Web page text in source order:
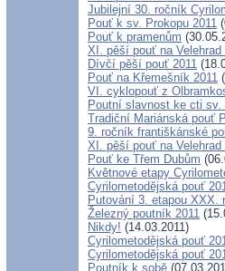
Jubilejní 30. ročník
Pouť k sv. Prokopu 2011
Pouť k pramenům
XI. pěší pouť na Velehrad
Dívčí pěší pouť 2011
Pouť na Křemešník 2011
VI. cyklopouť z
Poutní slavnost ke cti sv.
Tradiční Mariánská pouť
9. ročník františkánské
XI. pěší pouť na
Pouť ke Třem Dubům
Květnové etapy
Cyrilometodějská pouť
Putování 3. etapou XXX.
Železný poutník 2011
Nikdy! (14.03.2011)
Cyrilometodějská pouť
Cyrilometodějská pouť
Poutník k sobě